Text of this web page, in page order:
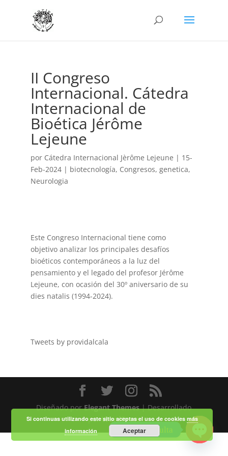
II Congreso
Internacional. Cátedra
Internacional de
Bioética Jérôme
Lejeune
por Cátedra Internacional Jèrôme Lejeune | 15-
Feb-2024| biotecnología, Congresos, genetica,
Neurologia
Este Congreso Internacional tiene como
objetivo analizar los principales desafíos
bioéticos contemporáneos a la luz del
pensamiento y el legado del profesor Jérôme
Lejeune, con ocasión del 30º aniversario de su
dies natalis (1994-2024).
Tweets by providalcala
Diseñado porElegant Themes| Desarrollado
porWordPress
Si continuas utilizando este sitio aceptas el uso de cookies más
información
Aceptar
Haz tu consulta